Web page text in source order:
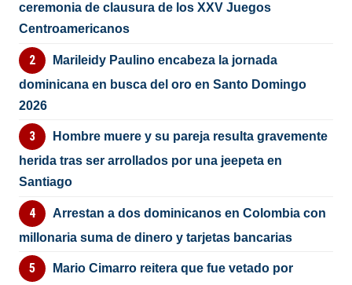
ceremonia de clausura de los XXV Juegos
Centroamericanos
Marileidy Paulino encabeza la jornada
dominicana en busca del oro en Santo Domingo
2026
Hombre muere y su pareja resulta gravemente
herida tras ser arrollados por una jeepeta en
Santiago
Arrestan a dos dominicanos en Colombia con
millonaria suma de dinero y tarjetas bancarias
Mario Cimarro reitera que fue vetado por